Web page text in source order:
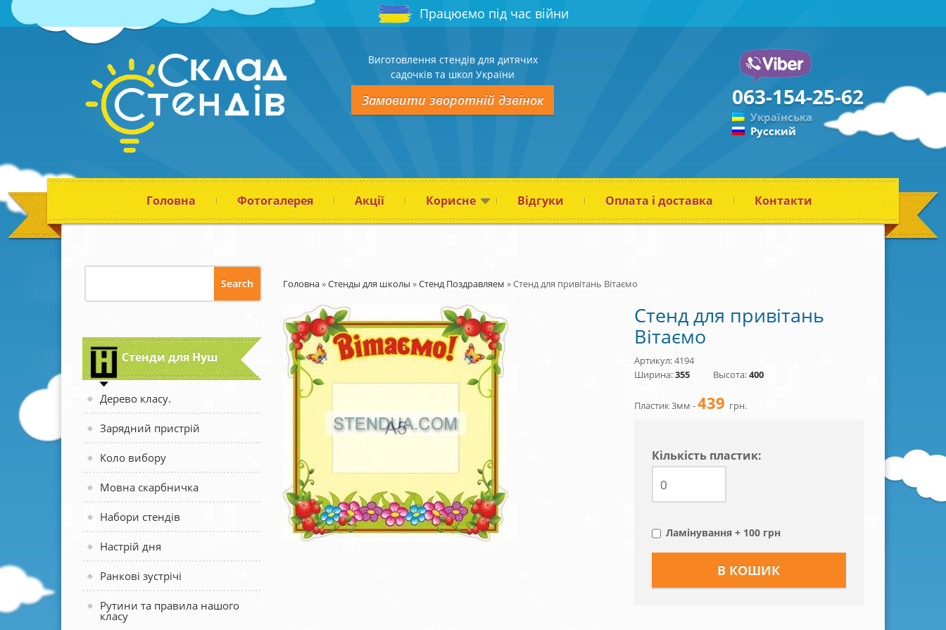
Працюємо під час війни
Виготовлення стендів для дитячих
садочків та школ України
Замовити зворотній дзвінок 063-154-25-62
Українська
Русский
Головна Фотогалерея Акції Корисне Відгуки Оплата і доставка Контакти
Стенди для Нуш
Дерево класу.
Зарядний пристрій
Коло вибору
Мовна скарбничка
Набори стендів
Настрій дня
Ранкові зустрічі
Рутини та правила нашого
класу
Головна»Стенды для школы »Стенд Поздравляем »Стенд для привітань Вітаємо
Стенд для привітань
Вітаємо
Артикул: 4194
Ширина:355 Высота:400
Пластик 3мм -439 грн.
Кiлькiсть пластик:
Ламінування + 100 грн